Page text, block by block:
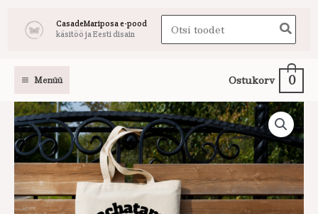
CasadeMariposa e-pood
käsitöö ja Eesti disain
Search
for:
Menüü Ostukorv 0
Tantsukingade
kott
Bachatame
kogus